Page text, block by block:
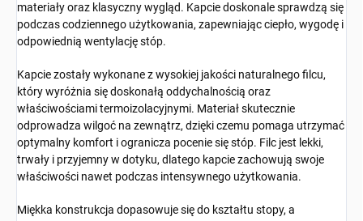
materiały oraz klasyczny wygląd. Kapcie doskonale sprawdzą się
podczas codziennego użytkowania, zapewniając ciepło, wygodę i
odpowiednią wentylację stóp.
Kapcie zostały wykonane z wysokiej jakości naturalnego filcu,
który wyróżnia się doskonałą oddychalnością oraz
właściwościami termoizolacyjnymi. Materiał skutecznie
odprowadza wilgoć na zewnątrz, dzięki czemu pomaga utrzymać
optymalny komfort i ogranicza pocenie się stóp. Filc jest lekki,
trwały i przyjemny w dotyku, dlatego kapcie zachowują swoje
właściwości nawet podczas intensywnego użytkowania.
Miękka konstrukcja dopasowuje się do kształtu stopy, a